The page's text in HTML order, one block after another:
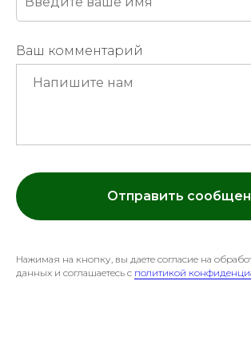
Ваш комментарий
Отправить
Нажимая на кнопку, вы даете согласие на
данных и соглашаетесь c политикой